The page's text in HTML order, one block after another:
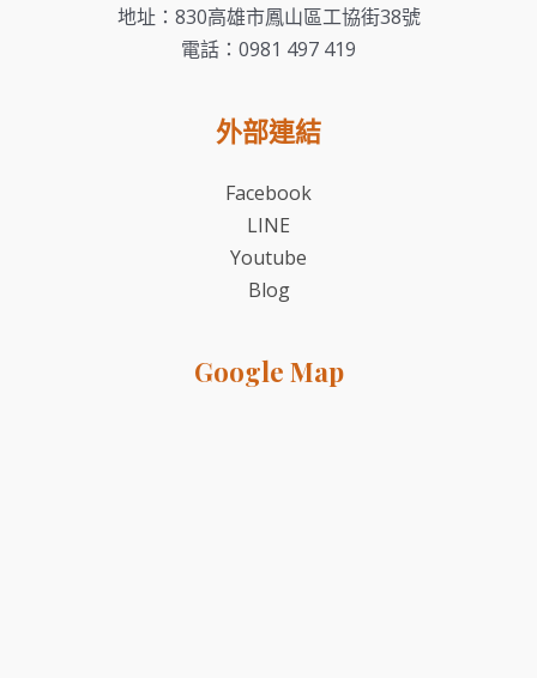
地址：830高雄市鳳山區工協街38號
電話：0981 497 419
外部連結
Facebook
LINE
Youtube
Blog
Google Map